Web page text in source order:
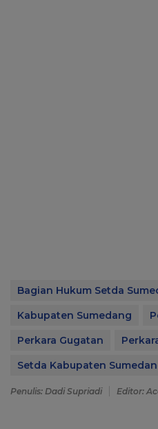
Bagian Hukum Setda
Kabupaten Sumedang
Perkara Gugatan
Setda Kabupaten
Penulis: Dadi Supriadi Editor: